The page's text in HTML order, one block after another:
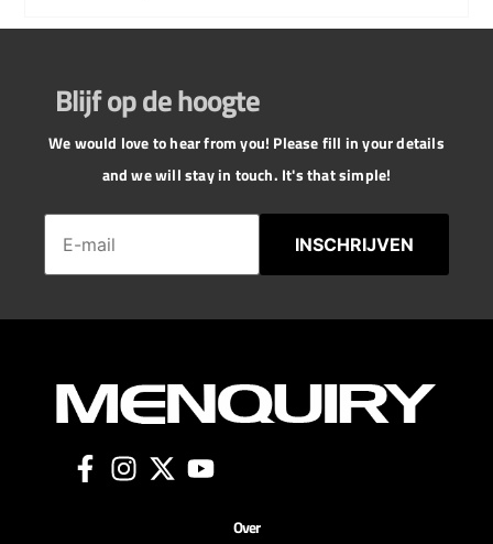
Blijf op de hoogte
We would love to hear from you! Please fill in your details
and we will stay in touch. It's that simple!
INSCHRIJVEN
Over